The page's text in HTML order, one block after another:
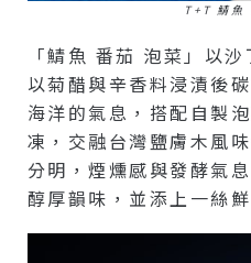
T+T 鯖魚
「鯖魚 番茄 泡菜」以
以菊醋與辛香料浸漬後
海洋的氣息，搭配自製
凍，交融台灣鹽膚木風
分明，煙燻感與發酵氣
醇厚韻味，並添上一絲